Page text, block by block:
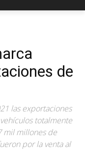
de
las exportaciones
totalmente
mil millones de
por la venta al